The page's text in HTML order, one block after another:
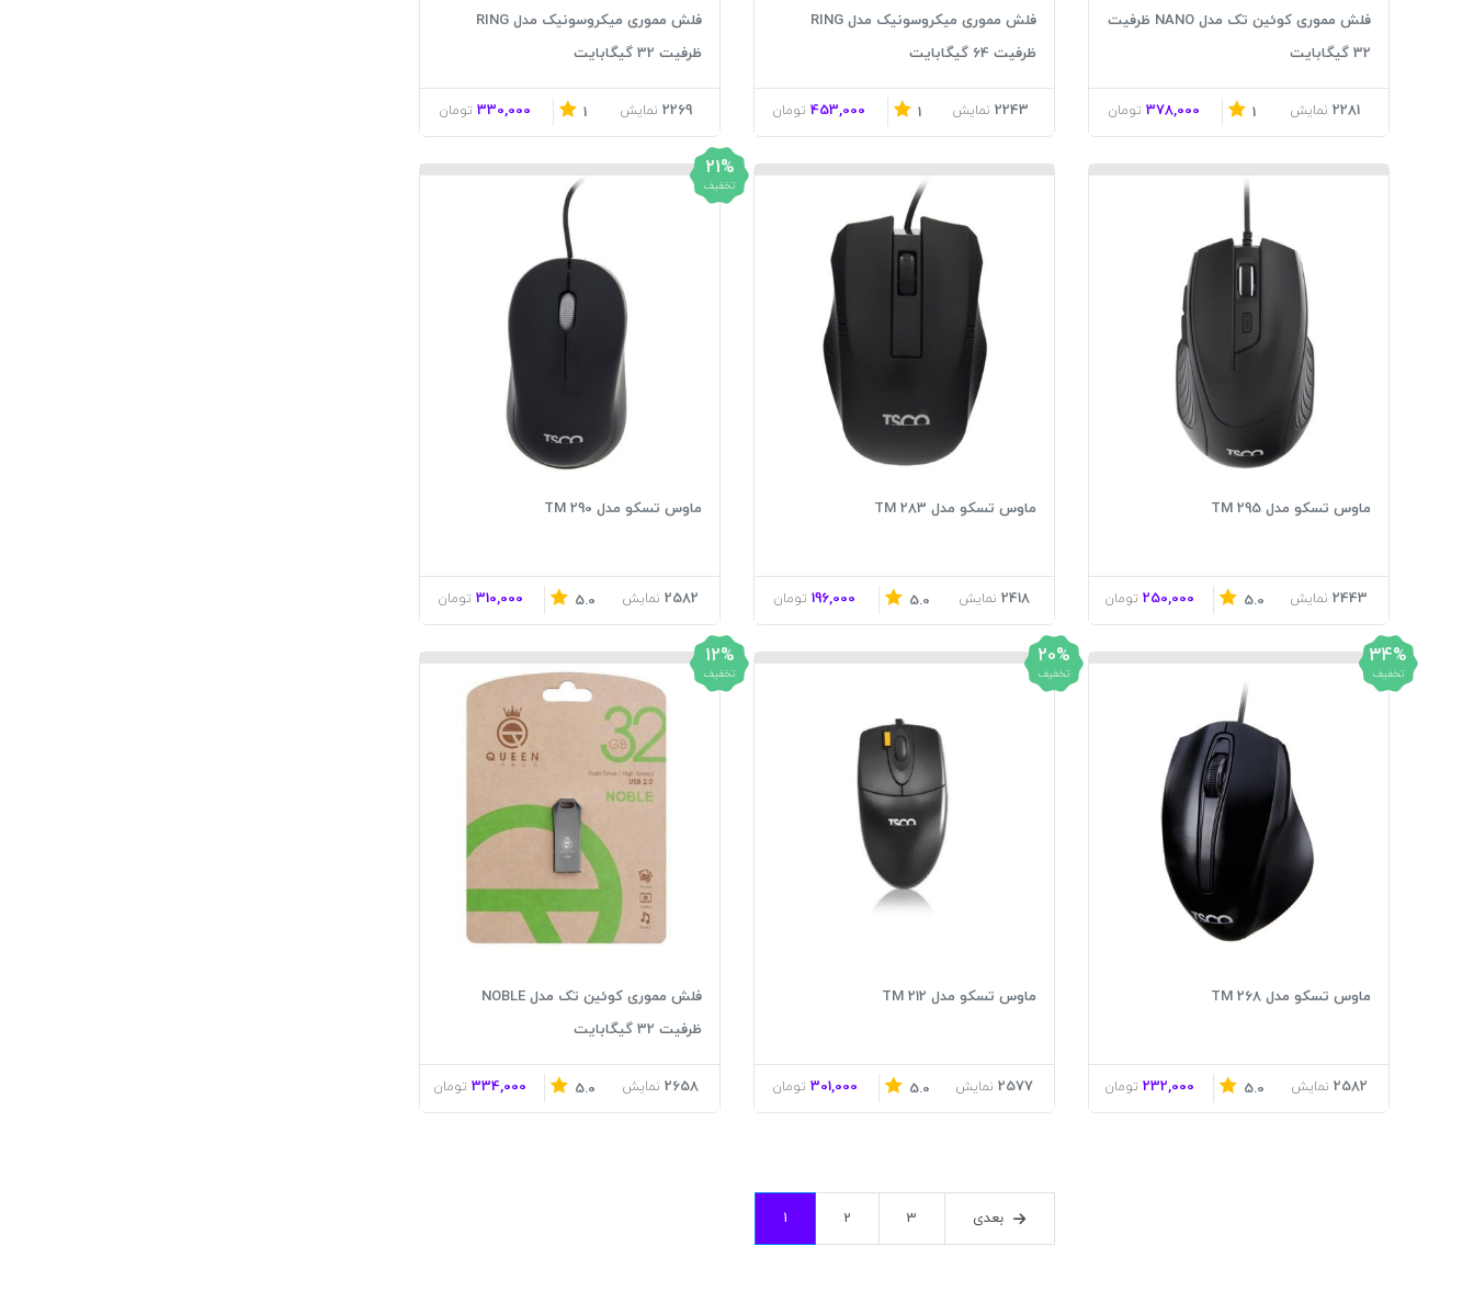
فلش مموری کوئین تک مدل NANO ظرفیت
32 گیگابایت
2281 نمایش 1
378,000 تومان
فلش مموری میکروسونیک مدل RING
ظرفیت 64 گیگابایت
2243 نمایش 1
453,000 تومان
فلش مموری میکروسونیک مدل RING
ظرفیت 32 گیگابایت
2269 نمایش 1
330,000 تومان
ماوس تسکو مدل TM 295
2443 نمایش 5.0
250,000 تومان
ماوس تسکو مدل TM 283
2418 نمایش 5.0
196,000 تومان
21%
تخفیف
ماوس تسکو مدل TM 290
2582 نمایش 5.0
310,000 تومان
34%
تخفیف
ماوس تسکو مدل TM 268
2582 نمایش 5.0
232,000 تومان
20%
تخفیف
ماوس تسکو مدل TM 212
2577 نمایش 5.0
301,000 تومان
12%
تخفیف
فلش مموری کوئین تک مدل NOBLE
ظرفیت 32 گیگابایت
2658 نمایش 5.0
334,000 تومان
1 2 3 بعدی